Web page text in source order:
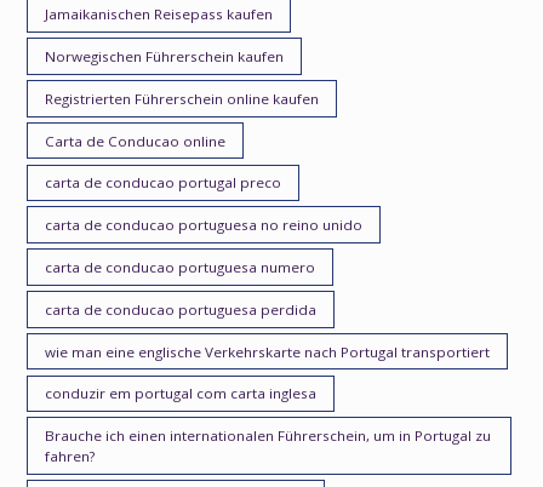
Jamaikanischen Reisepass kaufen
Norwegischen Führerschein kaufen
Registrierten Führerschein online kaufen
Carta de Conducao online
carta de conducao portugal preco
carta de conducao portuguesa no reino unido
carta de conducao portuguesa numero
carta de conducao portuguesa perdida
wie man eine englische Verkehrskarte nach Portugal transportiert
conduzir em portugal com carta inglesa
Brauche ich einen internationalen Führerschein, um in Portugal zu
fahren?